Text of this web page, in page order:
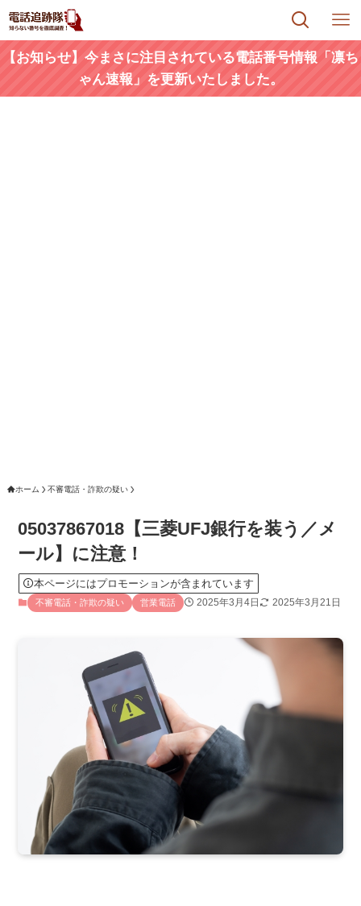
【お知らせ】今まさに注目されている電話番号情報「凛ち
ゃん速報」を更新いたしました。
ホーム 不審電話・詐欺の疑い
05037867018【三菱UFJ銀行を装う／メ
ール】に注意！
本ページにはプロモーションが含まれています
不審電話・詐欺の疑い 営業電話 2025年3月4日 2025年3月21日